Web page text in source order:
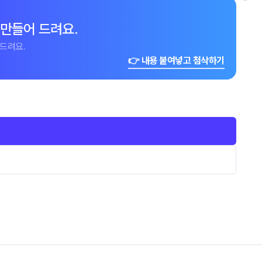
들어 드려요.
려요.
👉 내용 붙여넣고 첨삭하기